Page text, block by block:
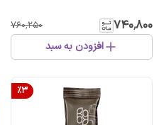
۷۴۰٬۸۰۰ ۷۶۰٬۲۵۰
افزودن به سبد
%3